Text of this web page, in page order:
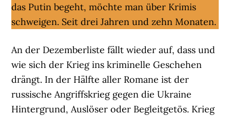
das Putin begeht, möchte man über Krimis
schweigen. Seit drei Jahren und zehn Monaten.
An der Dezemberliste fällt wieder auf, dass und
wie sich der Krieg ins kriminelle Geschehen
drängt. In der Hälfte aller Romane ist der
russische Angriffskrieg gegen die Ukraine
Hintergrund, Auslöser oder Begleitgetös. Krieg